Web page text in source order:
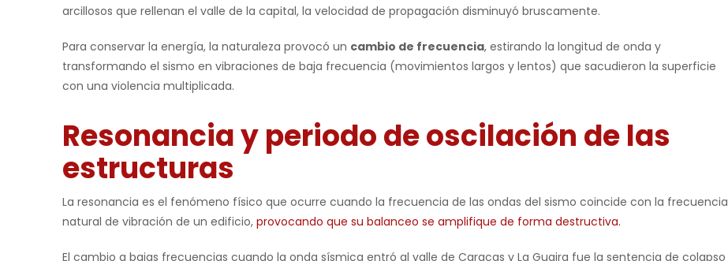
arcillosos que rellenan el valle de la capital, la velocidad de propagación disminuyó bruscamente.
Para conservar la energía, la naturaleza provocó un cambio de frecuencia, estirando la longitud de onda y
transformando el sismo en vibraciones de baja frecuencia (movimientos largos y lentos) que sacudieron la superficie
con una violencia multiplicada.
Resonancia y periodo de oscilación de las
estructuras
La resonancia es el fenómeno físico que ocurre cuando la frecuencia de las ondas del sismo coincide con la frecuencia
natural de vibración de un edificio, provocando que su balanceo se amplifique de forma destructiva.
El cambio a bajas frecuencias cuando la onda sísmica entró al valle de Caracas y La Guaira fue la sentencia de colapso